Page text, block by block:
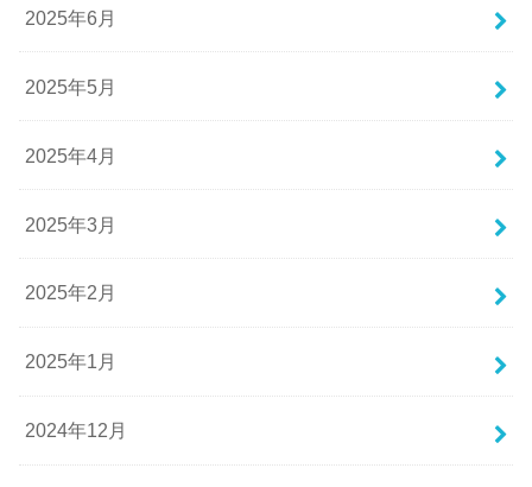
2025年6月
2025年5月
2025年4月
2025年3月
2025年2月
2025年1月
2024年12月